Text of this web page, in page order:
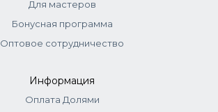
Для мастеров
Бонусная программа
Оптовое сотрудничество
Информация
Оплата Долями